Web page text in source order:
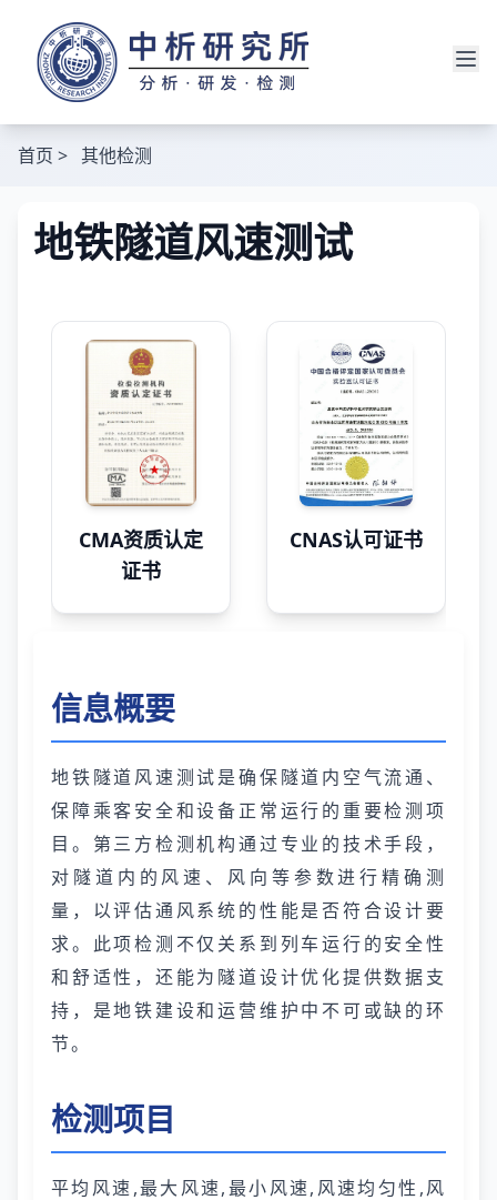
首页 > 其他检测
地铁隧道风速测试
CMA资质认定
证书
CNAS认可证书
信息概要
地铁隧道风速测试是确保隧道内空气流通、
保障乘客安全和设备正常运行的重要检测项
目。第三方检测机构通过专业的技术手段，
对隧道内的风速、风向等参数进行精确测
量，以评估通风系统的性能是否符合设计要
求。此项检测不仅关系到列车运行的安全性
和舒适性，还能为隧道设计优化提供数据支
持，是地铁建设和运营维护中不可或缺的环
节。
检测项目
平均风速,最大风速,最小风速,风速均匀性,风